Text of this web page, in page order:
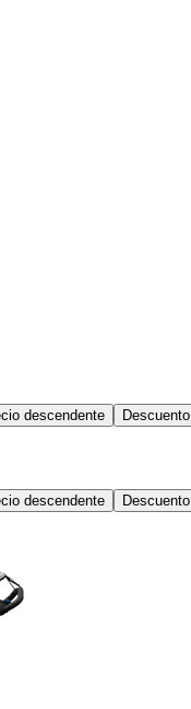
descendente Descuento
descendente Descuento